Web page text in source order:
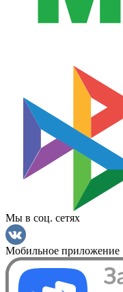
Мы в соц. сетях
Мобильное приложение